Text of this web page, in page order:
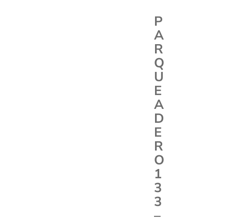
P
A
R
Q
U
E
A
D
E
R
O
1
3
3
–